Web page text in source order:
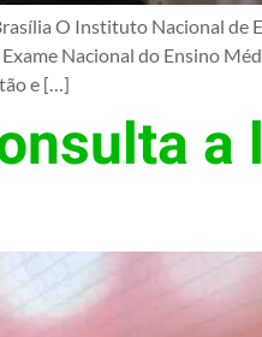
O Instituto Nacional de
Nacional do Ensino
e […]